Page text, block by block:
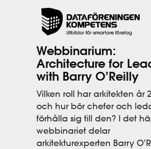
Webbinarium:
Architecture for
with Barry O’Reilly
Vilken roll har arkitekten år
och hur bör chefer och
förhålla sig till den? I det
webbinariet delar
arkitekturexperten Barry